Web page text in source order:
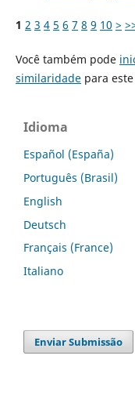
1 2 3 4 5 6 7 8 9 10 >
Você também pode
similaridadepara
Idioma
Español (España)
Português (Brasil)
English
Deutsch
Français (France)
Italiano
Enviar Submissão